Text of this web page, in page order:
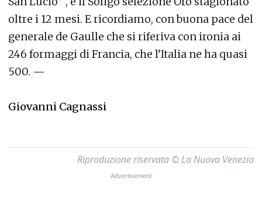
oltre i 12 mesi. E ricordiamo, con buona pace del
generale de Gaulle che si riferiva con ironia ai
246 formaggi di Francia, che l’Italia ne ha quasi
500. —
Giovanni Cagnassi
Riproduzione riservata © La Nuova Venezia